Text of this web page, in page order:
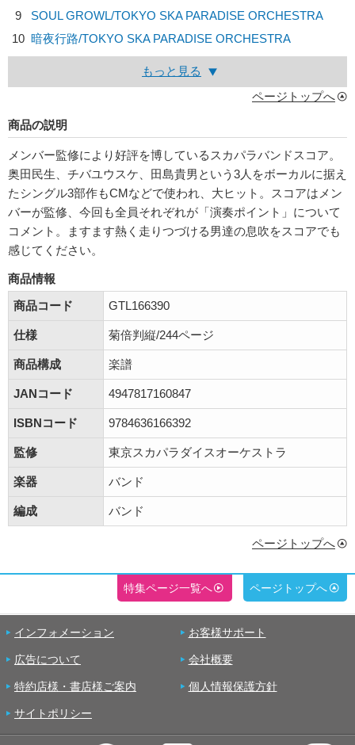
9
SOUL GROWL/TOKYO SKA PARADISE ORCHESTRA
10 暗夜行路/TOKYO SKA PARADISE ORCHESTRA
もっと見る
ページトップへ
商品の説明
メンバー監修により好評を博しているスカパラバンドスコア。
奥田民生、チバユウスケ、田島貴男という3人をボーカルに据え
たシングル3部作もCMなどで使われ、大ヒット。スコアはメン
バーが監修、今回も全員それぞれが「演奏ポイント」について
コメント。ますます熱く走りつづける男達の息吹をスコアでも
感じてください。
商品情報
商品コード
GTL166390
仕様 菊倍判縦/244ページ
商品構成 楽譜
JANコード 4947817160847
ISBNコード 9784636166392
監修 東京スカパラダイスオーケストラ
楽器 バンド
編成 バンド
ページトップへ
特集ページ一覧へ ページトップへ
インフォメーション お客様サポート
広告について 会社概要
特約店様・書店様ご案内 個人情報保護方針
サイトポリシー